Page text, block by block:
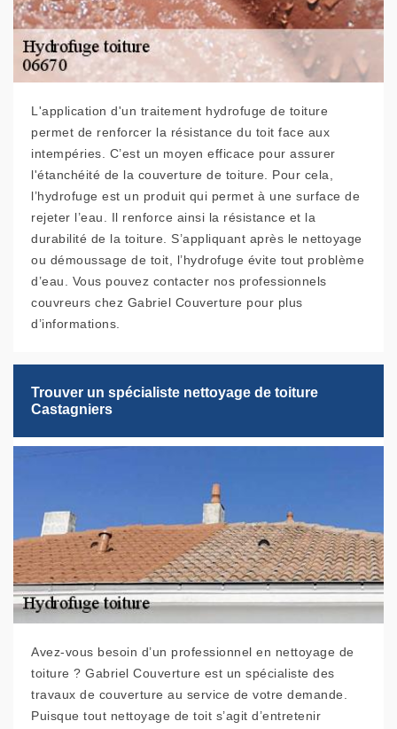
L'application d'un traitement hydrofuge de toiture
permet de renforcer la résistance du toit face aux
intempéries. C’est un moyen efficace pour assurer
l'étanchéité de la couverture de toiture. Pour cela,
l’hydrofuge est un produit qui permet à une surface de
rejeter l’eau. Il renforce ainsi la résistance et la
durabilité de la toiture. S’appliquant après le nettoyage
ou démoussage de toit, l’hydrofuge évite tout problème
d’eau. Vous pouvez contacter nos professionnels
couvreurs chez Gabriel Couverture pour plus
d’informations.
Trouver un spécialiste nettoyage de toiture
Castagniers
Avez-vous besoin d’un professionnel en nettoyage de
toiture ? Gabriel Couverture est un spécialiste des
travaux de couverture au service de votre demande.
Puisque tout nettoyage de toit s’agit d’entretenir